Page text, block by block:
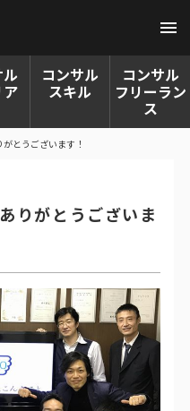
ア
コンサル
スキル
コンサル
フリーラン
ス
とうございます！
りがとうございま